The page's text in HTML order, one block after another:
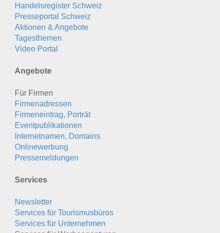
Handelsregister Schweiz
Presseportal Schweiz
Aktionen & Angebote
Tagesthemen
Video Portal
Angebote
Für Firmen
Firmenadressen
Firmeneintrag, Porträt
Eventpublikationen
Internetnamen, Domains
Onlinewerbung
Pressemeldungen
Services
Newsletter
Services für Tourismusbüros
Services für Unternehmen